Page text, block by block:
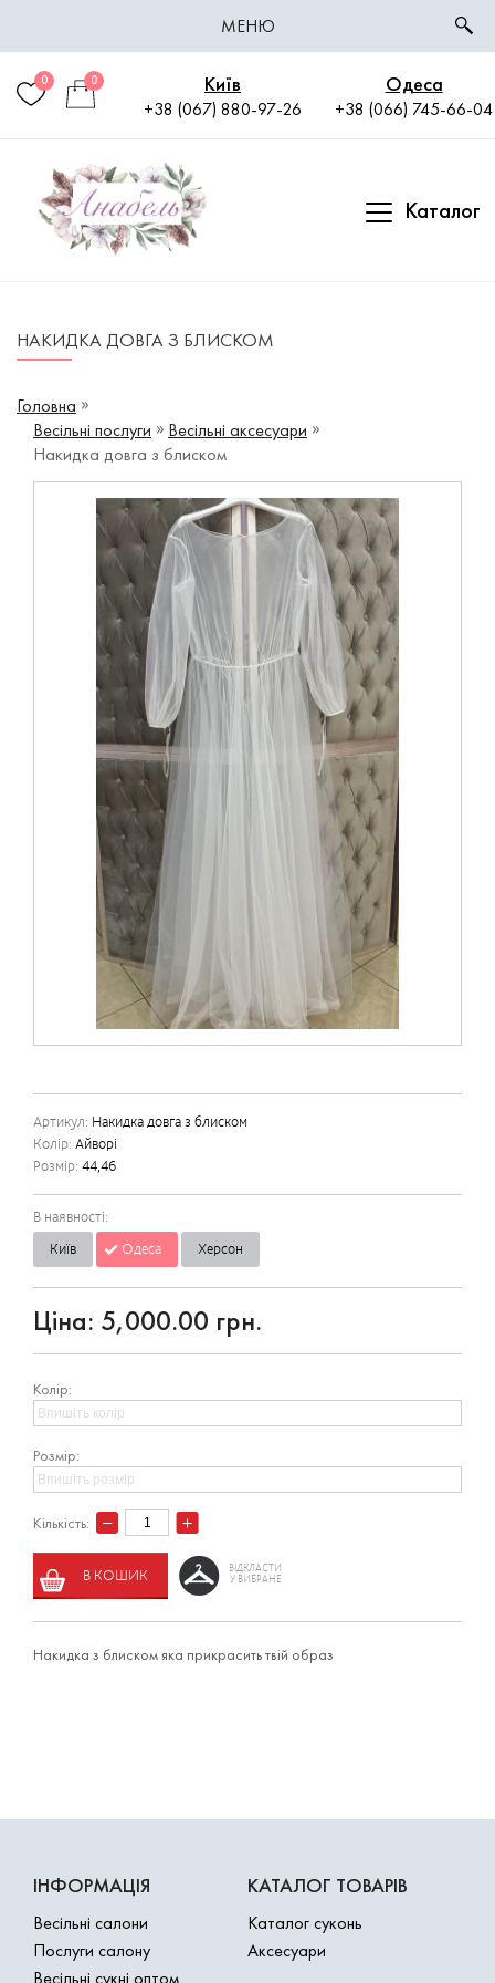
МЕНЮ
Київ
+38 (067) 880-97-26
Одеса
+38 (066) 745-66-04
0 0
Каталог
НАКИДКА ДОВГА З БЛИСКОМ
Головна
Весільні послуги
Весільні аксесуари
Накидка довга з блиском
Артикул: Накидка довга з блиском
Колір: Айворі
Розмір: 44,46
В наявності:
Київ
Одеса Херсон
Ціна: 5,000.00 грн.
Колір:
Розмір:
Кількість:
В КОШИК ВІДКЛАСТИ
У ВИБРАНЕ
Накидка з блиском яка прикрасить твій образ
ІНФОРМАЦІЯ
Весільні салони
Послуги салону
Весільні сукні оптом
КАТАЛОГ ТОВАРІВ
Каталог суконь
Аксесуари